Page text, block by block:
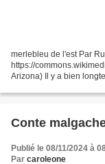
merlebleu de l'est Par
https://
Arizona) Il y a bien
Conte
Publié le 08/11/2024 à
Par caroleone